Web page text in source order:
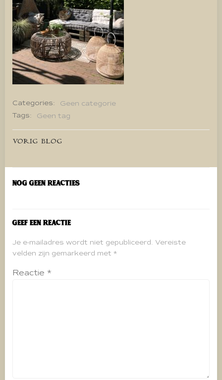
Categories:
Geen categorie
Tags:
Geen tag
Bericht
navigatie
VORIG BLOG
Nog geen reacties
Geef een reactie
Je e-mailadres wordt niet gepubliceerd. Vereiste
velden zijn gemarkeerd met *
Reactie *